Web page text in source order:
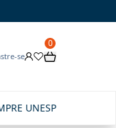
se
0
UNESP